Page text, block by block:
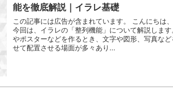
能を徹底解説｜イラレ基礎
この記事には広告が含まれています。 こんにちは、
今回は、イラレの「整列機能」について解説しま
やポスターなどを作るとき、文字や図形、写真な
せて配置させる場面が多々あり...